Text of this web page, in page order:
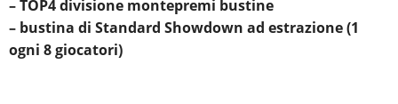
– TOP4 divisione montepremi bustine
– bustina di Standard Showdown ad estrazione (1
ogni 8 giocatori)